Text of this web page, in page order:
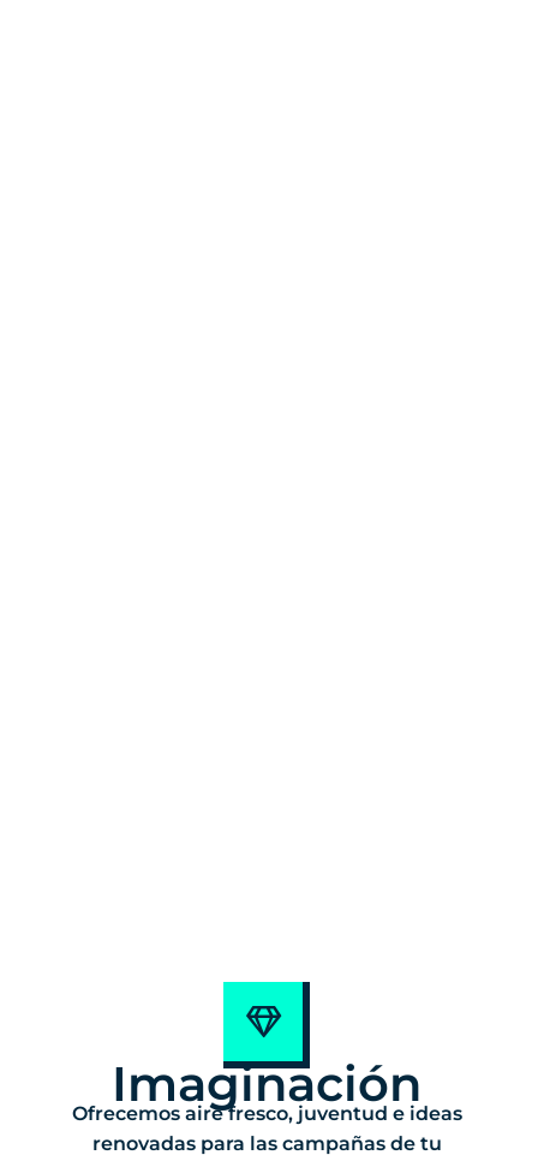
Imaginación
Ofrecemos aire fresco, juventud e ideas
renovadas para las campañas de tu